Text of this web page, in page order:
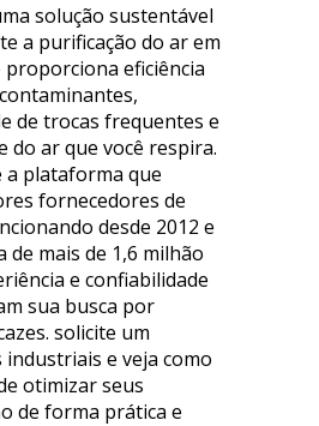
solução sustentável
a purificação do ar em
eficiência
de trocas frequentes e
do ar que você respira.
a plataforma que
fornecedores de
desde 2012 e
de mais de 1,6 milhão
e confiabilidade
sua busca por
solicite um
e veja como
otimizar seus
de forma prática e